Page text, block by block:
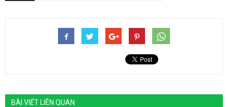
BÀI VIẾT LIÊN QUAN